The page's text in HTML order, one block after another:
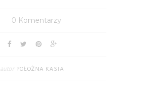
0 Komentarzy
autor POŁOŻNA KASIA